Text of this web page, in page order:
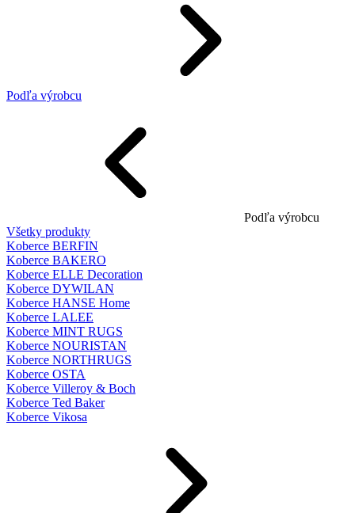
Podľa výrobcu
Podľa výrobcu
Všetky produkty
Koberce BERFIN
Koberce BAKERO
Koberce ELLE Decoration
Koberce DYWILAN
Koberce HANSE Home
Koberce LALEE
Koberce MINT RUGS
Koberce NOURISTAN
Koberce NORTHRUGS
Koberce OSTA
Koberce Villeroy & Boch
Koberce Ted Baker
Koberce Vikosa